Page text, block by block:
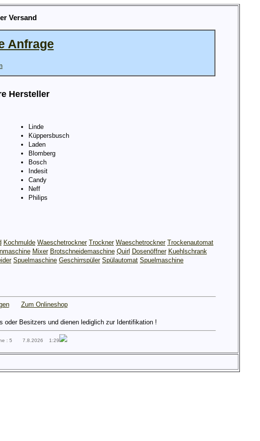
Versand
Anfrage
Hersteller
Linde
Küppersbusch
Laden
Blomberg
Bosch
Indesit
Candy
Neff
Philips
Kochmulde Waeschetrockner Trockner Waeschetrockner Trockenautomat
Mixer Brotschneidemaschine Quirl Dosenöffner Kuehlschrank
Spuelmaschine Geschirrspüler Spülautomat Spuelmaschine
Zum Onlineshop
oder Besitzers und dienen lediglich zur Identifikation !
: 5 7.8.2026 1:29